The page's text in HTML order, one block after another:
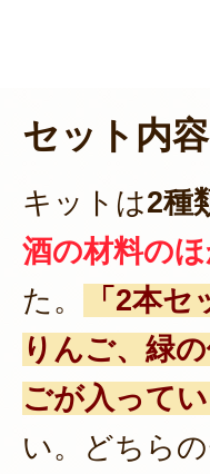
セット内
キットは2種
酒の材料の
た。
「2本
りんご、緑
ごが入ってい
い。どちら